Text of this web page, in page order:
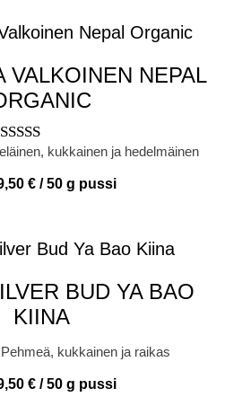
VALKOINEN NEPAL
Arvostelu
5.00
kukkainen ja hedelmäinen
€/ 50 g pussi
BUD YA BAO
KIINA
kukkainen ja raikas
€/ 50 g pussi